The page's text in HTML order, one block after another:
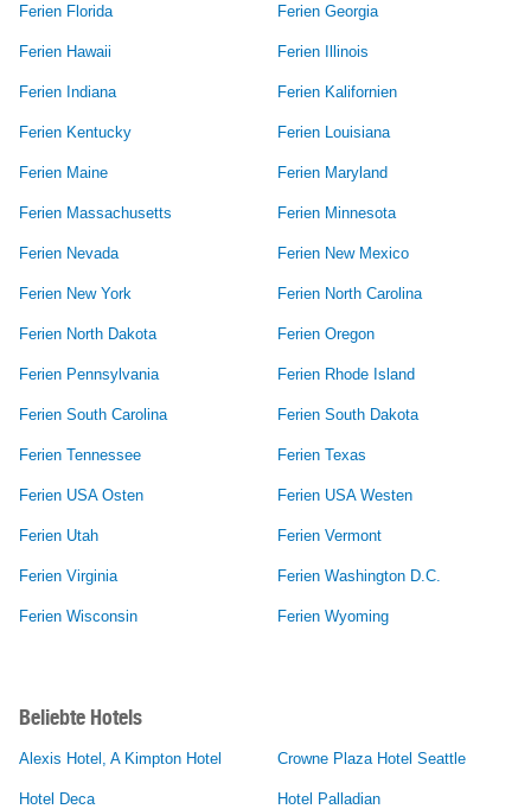
Ferien Florida Ferien Georgia
Ferien Hawaii Ferien Illinois
Ferien Indiana Ferien Kalifornien
Ferien Kentucky Ferien Louisiana
Ferien Maine Ferien Maryland
Ferien Massachusetts Ferien Minnesota
Ferien Nevada Ferien New Mexico
Ferien New York Ferien North Carolina
Ferien North Dakota Ferien Oregon
Ferien Pennsylvania Ferien Rhode Island
Ferien South Carolina Ferien South Dakota
Ferien Tennessee Ferien Texas
Ferien USA Osten Ferien USA Westen
Ferien Utah Ferien Vermont
Ferien Virginia Ferien Washington D.C.
Ferien Wisconsin Ferien Wyoming
Beliebte Hotels
Alexis Hotel, A Kimpton Hotel Crowne Plaza Hotel Seattle
Hotel Deca Hotel Palladian